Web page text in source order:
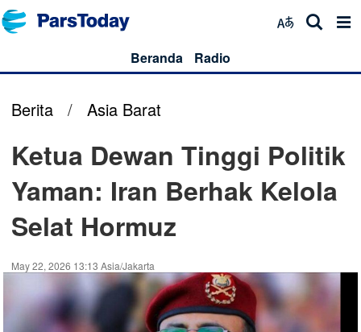
Beranda Radio
Berita / Asia Barat
Ketua Dewan Tinggi Politik
Yaman: Iran Berhak Kelola
Selat Hormuz
May 22, 2026 13:13 Asia/Jakarta